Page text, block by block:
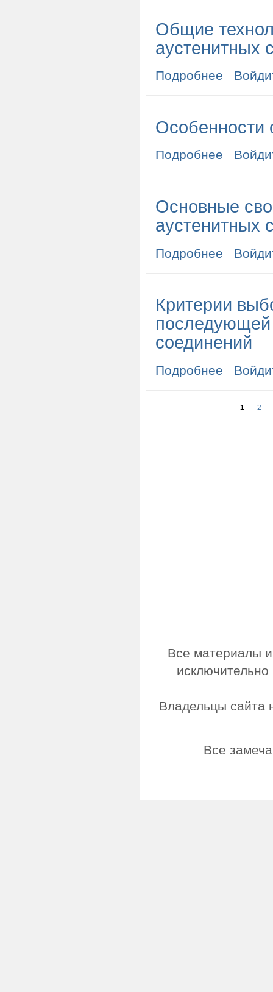
Общие
аустенитных
Подробнее о Общие
Особенности
Подробнее о
Основные
аустенитных
Подробнее о Основные
Критерии
последующей
соединений
Подробнее о Критерии
соединений
1 2
Все материалы
Владельцы сайта
Все